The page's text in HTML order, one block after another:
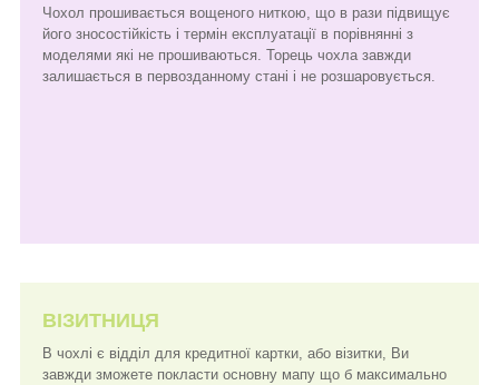
Чохол прошивається вощеного ниткою, що в рази підвищує
його зносостійкість і термін експлуатації в порівнянні з
моделями які не прошиваються. Торець чохла завжди
залишається в первозданному стані і не розшаровується.
ВІЗИТНИЦЯ
В чохлі є відділ для кредитної картки, або візитки, Ви
завжди зможете покласти основну мапу що б максимально